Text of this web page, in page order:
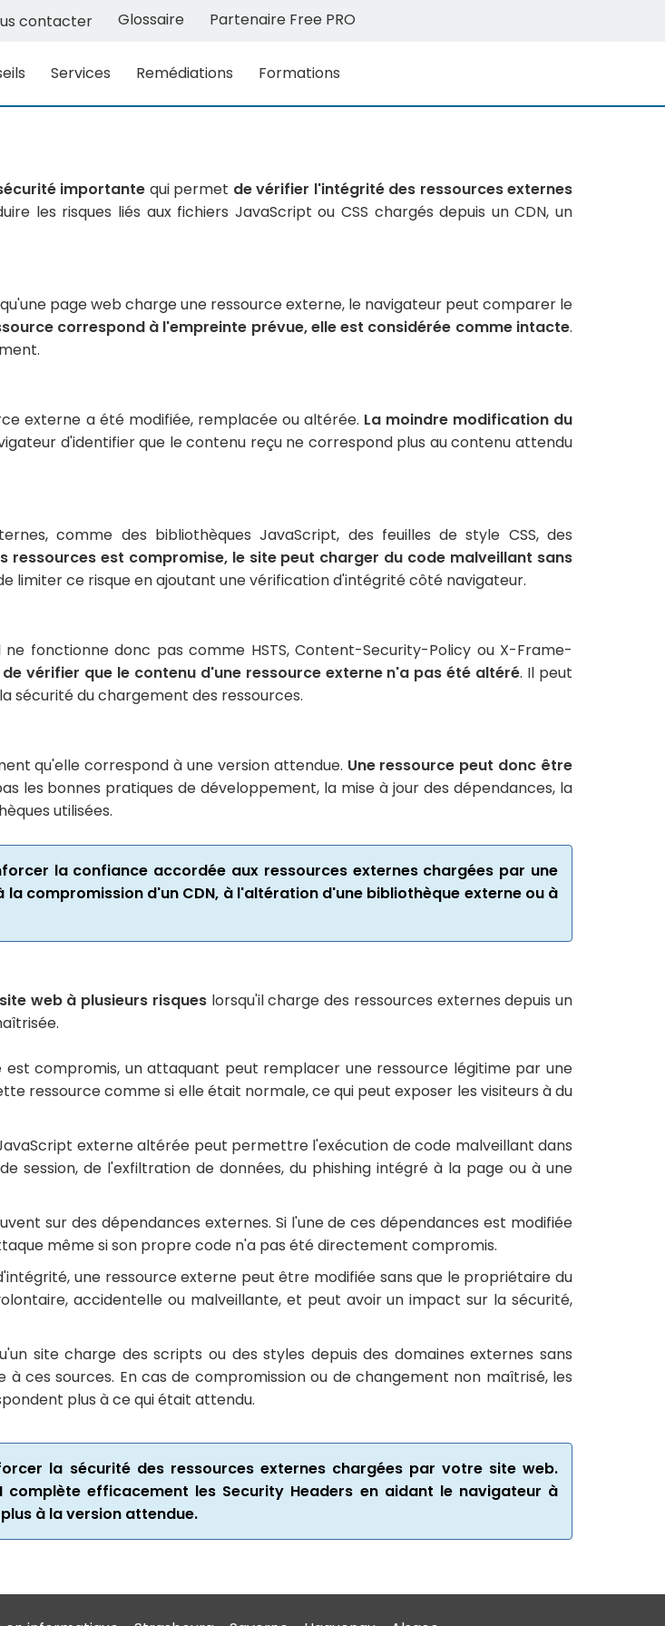
contacter Glossaire Partenaire Free PRO
Services Remédiations Formations
importante qui permet de vérifier l'intégrité des ressources externes
les risques liés aux fichiers JavaScript ou CSS chargés depuis un CDN, un
page web charge une ressource externe, le navigateur peut comparer le
correspond à l'empreinte prévue, elle est considérée comme intacte.
externe a été modifiée, remplacée ou altérée. La moindre modification du
d'identifier que le contenu reçu ne correspond plus au contenu attendu
comme des bibliothèques JavaScript, des feuilles de style CSS, des
ressources est compromise, le site peut charger du code malveillant sans
limiter ce risque en ajoutant une vérification d'intégrité côté navigateur.
fonctionne donc pas comme HSTS, Content-Security-Policy ou X-Frame-
vérifier que le contenu d'une ressource externe n'a pas été altéré. Il peut
sécurité du chargement des ressources.
qu'elle correspond à une version attendue. Une ressource peut donc être
les bonnes pratiques de développement, la mise à jour des dépendances, la
utilisées.
la confiance accordée aux ressources externes chargées par une
compromission d'un CDN, à l'altération d'une bibliothèque externe ou à
web à plusieurs risqueslorsqu'il charge des ressources externes depuis un
est compromis, un attaquant peut remplacer une ressource légitime par une
ressource comme si elle était normale, ce qui peut exposer les visiteurs à du
externe altérée peut permettre l'exécution de code malveillant dans
session, de l'exfiltration de données, du phishing intégré à la page ou à une
sur des dépendances externes. Si l'une de ces dépendances est modifiée
même si son propre code n'a pas été directement compromis.
une ressource externe peut être modifiée sans que le propriétaire du
accidentelle ou malveillante, et peut avoir un impact sur la sécurité,
site charge des scripts ou des styles depuis des domaines externes sans
ces sources. En cas de compromission ou de changement non maîtrisé, les
plus à ce qui était attendu.
la sécurité des ressources externes chargées par votre site web.
complète efficacement les Security Headers en aidant le navigateur à
à la version attendue.